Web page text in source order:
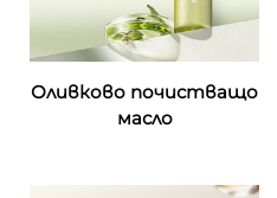
Оливково почистващо
масло